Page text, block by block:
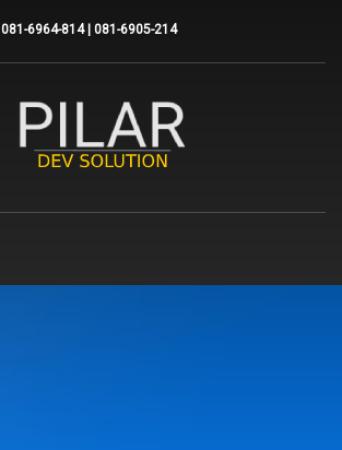
081-6964-814 | 081-6905-214